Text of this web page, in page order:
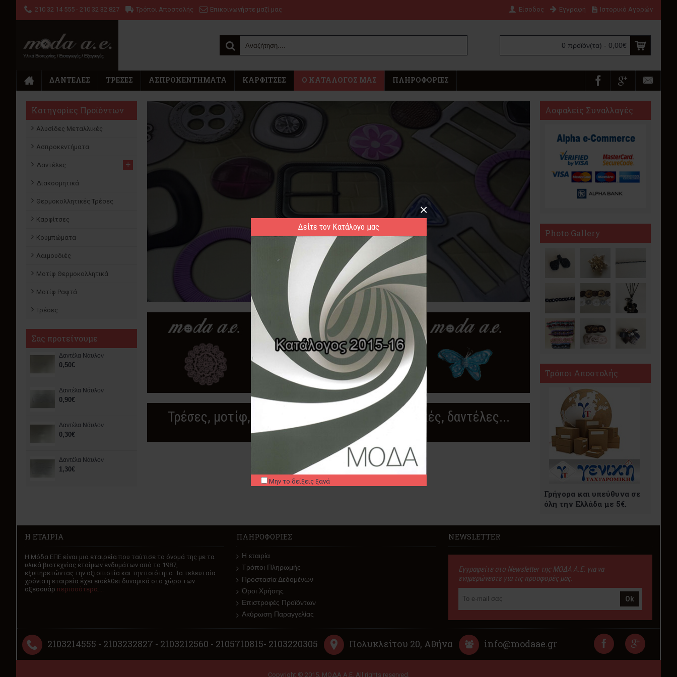
Δείτε τον Κατάλογο μας
Μην το δείξεις ξανά
×
210 32 14 555 - 210 32 32 827 Τρόποι Αποστολής Επικοινωνήστε μαζί μας Είσοδος Εγγραφή Ιστορικό Αγορών
0 προϊόν(τα) - 0,00€
ΔΑΝΤΈΛΕΣ ΤΡΈΣΕΣ ΑΣΠΡΟΚΕΝΤΉΜΑΤΑ ΚΑΡΦΊΤΣΕΣ Ο ΚΑΤΆΛΟΓΟΣ ΜΑΣ ΠΛΗΡΟΦΟΡΊΕΣ
Κατηγορίες Προϊόντων
Αλυσίδες Μεταλλικές
Ασπροκεντήματα
Δαντέλες +
Διακοσμητικά
Θερμοκολλητικές Τρέσες
Καρφίτσες
Κουμπώματα
Λαιμουδιές
Μοτίφ Θερμοκολλητικά
Μοτίφ Ραφτά
Τρέσες
Σας προτείνουμε
Δαντέλα Νάυλον
0,50€
Δαντέλα Νάυλον
0,90€
Δαντέλα Νάυλον
0,30€
Δαντέλα Νάυλον
1,30€
Ασφαλείς Συναλλαγές
Photo Gallery
Τρόποι Αποστολής
Γρήγορα και υπεύθυνα σε
όλη την Ελλάδα με 5€.
Τρέσες, μοτίφ, λαιμουδιές, αλυσίδες μεταλλικές, δαντέλες...
Η ΕΤΑΙΡΊΑ
H Μόδα ΕΠΕ είναι μια εταιρεία που ταύτισε το όνομά της με τα
υλικά βιοτεχνίας ετοίμων ενδυμάτων από το 1987,
εξυπηρετώντας την αξιοπιστία και την ποιότητα. Τα τελευταία
χρόνια η εταιρεία έχει εισέλθει δυναμικά στο χώρο των
αξεσουάρ περισσότερα....
ΠΛΗΡΟΦΟΡΊΕΣ
Η εταιρία
Τρόποι Πληρωμής
Προστασία Δεδομένων
Όροι Χρήσης
Επιστροφές Προϊόντων
Ακύρωση Παραγγελίας
NEWSLETTER
Εγγραφείτε στο Newsletter της ΜΟΔΑ Α.Ε. για να
ενημερώνεστε για τις προσφορές μας.
Ok
2103214555 - 2103232827 - 2103212560 - 2105710815- 2103220305 Πολυκλείτου 20, Αθήνα info@modaae.gr
Copyright © 2015, ΜΟΔΑ Α.Ε. All rights reserved.